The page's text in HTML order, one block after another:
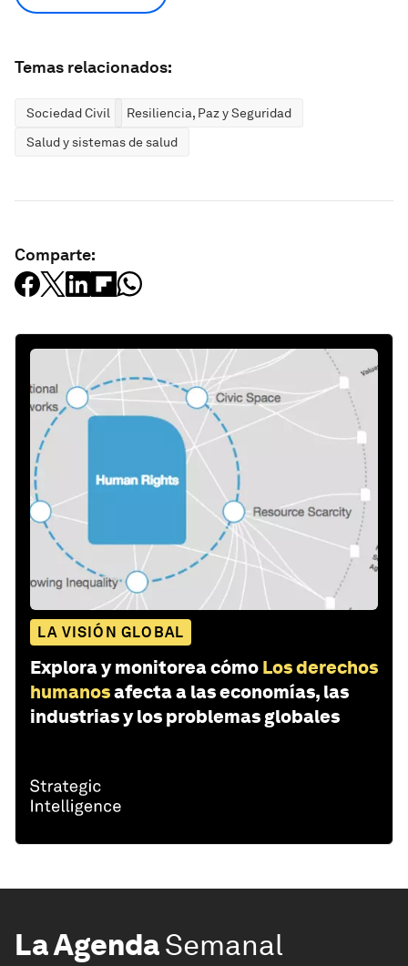
Temas relacionados:
Sociedad Civil
Resiliencia, Paz y Seguridad
Salud y sistemas de salud
Comparte:
LA VISIÓN GLOBAL
Explora y monitorea cómo Los derechos
humanosafecta a las economías, las
industrias y los problemas globales
La AgendaSemanal